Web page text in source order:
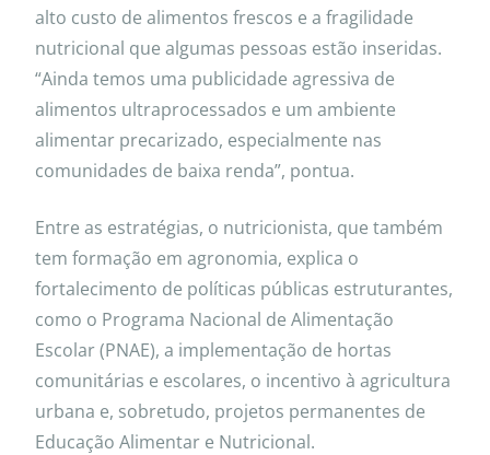
alto custo de alimentos frescos e a fragilidade
nutricional que algumas pessoas estão inseridas.
“Ainda temos uma publicidade agressiva de
alimentos ultraprocessados e um ambiente
alimentar precarizado, especialmente nas
comunidades de baixa renda”, pontua.
Entre as estratégias, o nutricionista, que também
tem formação em agronomia, explica o
fortalecimento de políticas públicas estruturantes,
como o Programa Nacional de Alimentação
Escolar (PNAE), a implementação de hortas
comunitárias e escolares, o incentivo à agricultura
urbana e, sobretudo, projetos permanentes de
Educação Alimentar e Nutricional.